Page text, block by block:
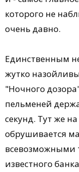
которого не
очень давно.
Единственным
жутко
"Ночного
пельменей
секунд. Тут же
обрушивается
всевозможными
известного